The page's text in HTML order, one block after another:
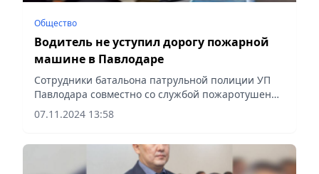
Общество
Водитель не уступил дорогу пожарной
машине в Павлодаре
Сотрудники батальона патрульной полиции УП
Павлодара совместно со службой пожаротушения
и аварийно-спасательных работ ДЧС провели
акцию “Уступи дорогу”, сообщает Vecher.kz.
07.11.2024 13:58